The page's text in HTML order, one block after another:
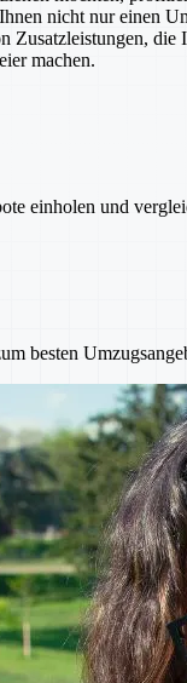
nicht nur einen
Zusatzleistungen, die
machen.
einholen und
besten